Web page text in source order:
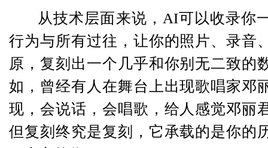
从技术层面来说，AI可以收录你
行为与所有过往，让你的照片、录音
原，复刻出一个几乎和你别无二致的
如，曾经有人在舞台上出现歌唱家邓
现，会说话，会唱歌，给人感觉邓丽
但复刻终究是复刻，它承载的是你的